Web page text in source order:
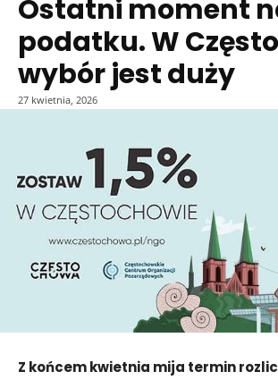
Ostatni moment
podatku. W
wybór jest duży
27 kwietnia, 2026
Z końcem kwietnia mija termin